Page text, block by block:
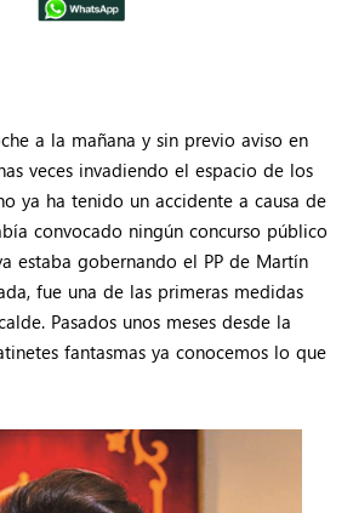
a la mañana y sin previo aviso en
veces invadiendo el espacio de los
ya ha tenido un accidente a causa de
convocado ningún concurso público
estaba gobernando el PP de Martín
fue una de las primeras medidas
Pasados unos meses desde la
fantasmas ya conocemos lo que